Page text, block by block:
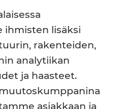
ihmisten lisäksi
rakenteiden,
analytiikan
ja haasteet.
asiakkaan ja